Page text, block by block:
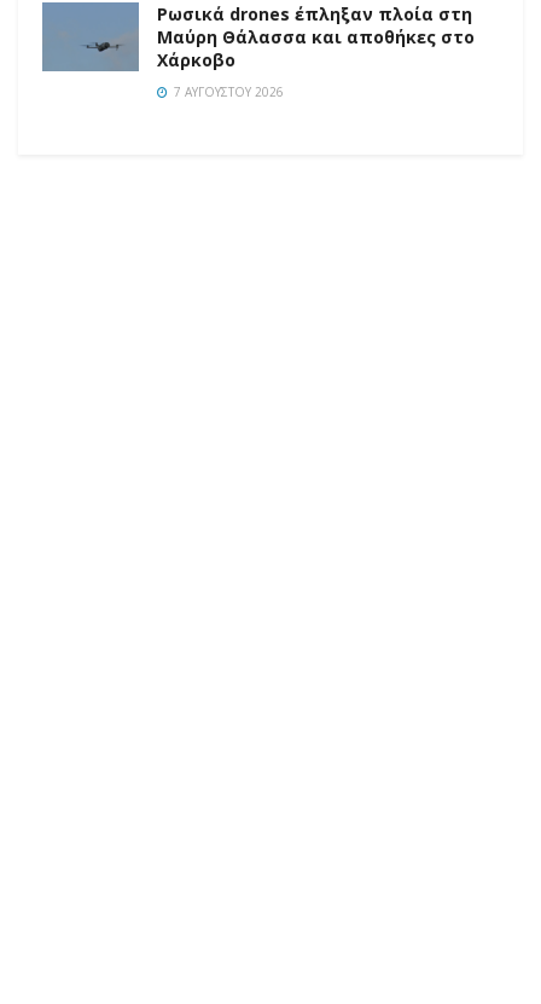
Ρωσικά drones έπληξαν πλοία στη
Μαύρη Θάλασσα και αποθήκες στο
Χάρκοβο
7 ΑΥΓΟΎΣΤΟΥ 2026